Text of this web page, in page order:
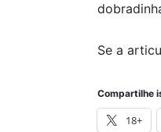
Se a
Compartilhe
18+